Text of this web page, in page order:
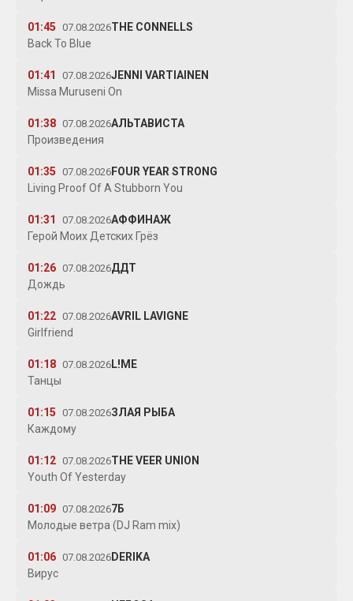
01:45 07.08.2026THE CONNELLS
Back To Blue
01:41 07.08.2026JENNI VARTIAINEN
Missa Muruseni On
01:38 07.08.2026АЛЬТАВИСТА
Произведения
01:35 07.08.2026 FOUR YEAR STRONG
Living Proof Of A Stubborn You
01:31 07.08.2026АФФИНАЖ
Герой Моих Детских Грёз
01:26 07.08.2026ДДТ
Дождь
01:22 07.08.2026AVRIL LAVIGNE
Girlfriend
01:18 07.08.2026 L!ME
Танцы
01:15 07.08.2026ЗЛАЯ РЫБА
Каждому
01:12 07.08.2026THE VEER UNION
Youth Of Yesterday
01:09 07.08.20267Б
Молодые ветра (DJ Ram mix)
01:06 07.08.2026 DERIKA
Вирус